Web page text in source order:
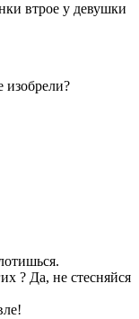
втрое у девушки
изобрели?
? Да, не стесняйся